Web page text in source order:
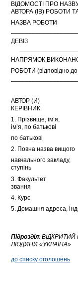
ВІДОМОСТІ ПРО
АВТОРА (ІВ) РОБОТИ
НАЗВА РОБОТИ
ДЕВІЗ
НАПРЯМОК
РОБОТИ (відповідно
АВТОР
КЕРІВНИК
1.
ім’я, по батькові
по
2. Повна
ступінь
3.
звання
4. Курс
5. Домашня адреса,
Підрозділ:
ЛЮДИНИ «УКРАЇНА»
до списку оголошень